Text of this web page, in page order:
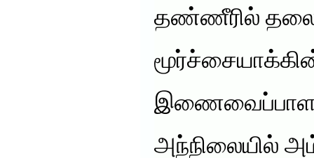
தண்ணீரில்
அந்நிலையில்